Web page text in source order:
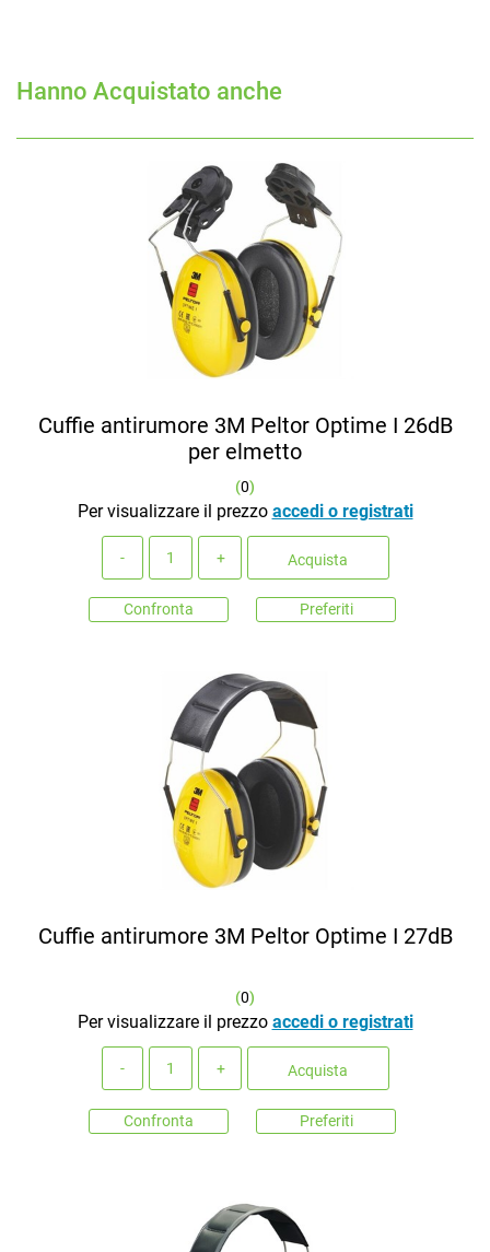
Hanno Acquistato anche
Cuffie antirumore 3M Peltor Optime I 26dB
per elmetto
(0)
Per visualizzare il prezzo accedi o registrati
Acquista
Confronta Preferiti
Cuffie antirumore 3M Peltor Optime I 27dB
(0)
Per visualizzare il prezzo accedi o registrati
Acquista
Confronta Preferiti